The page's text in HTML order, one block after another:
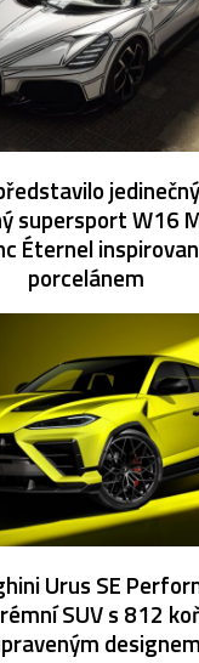
supersport W16
Éternel
porcelánem
Urus SE
SUV s 812
designem